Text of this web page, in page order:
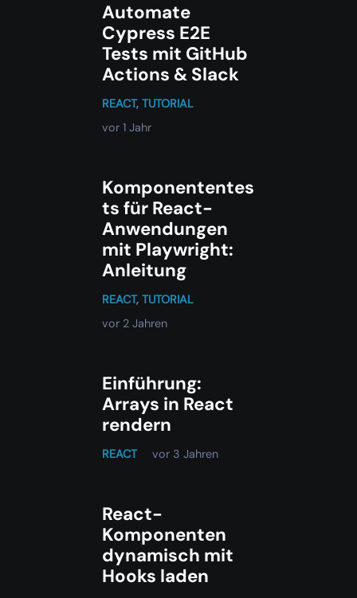
Automate
Cypress E2E
Tests mit GitHub
Actions & Slack
REACT, TUTORIAL
vor 1 Jahr
Komponententes
ts für React-
Anwendungen
mit Playwright:
Anleitung
REACT, TUTORIAL
vor 2 Jahren
Einführung:
Arrays in React
rendern
REACT vor 3 Jahren
React-
Komponenten
dynamisch mit
Hooks laden